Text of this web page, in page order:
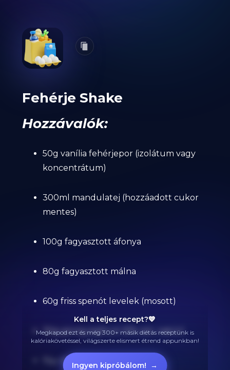
Fehérje Shake
Hozzávalók:
50g vanília fehérjepor (izolátum vagy
koncentrátum)
300ml mandulatej (hozzáadott cukor
mentes)
100g fagyasztott áfonya
80g fagyasztott málna
60g friss spenót levelek (mosott)
30g görög joghurt (0% zsír, natúr)
15g chia mag
Kell a teljes recept?💙
Megkapod ezt és még 300+ másik diétás receptünk is
kalóriakövetéssel, világszerte elismert étrend appunkban!
Ingyen kipróbálom! →